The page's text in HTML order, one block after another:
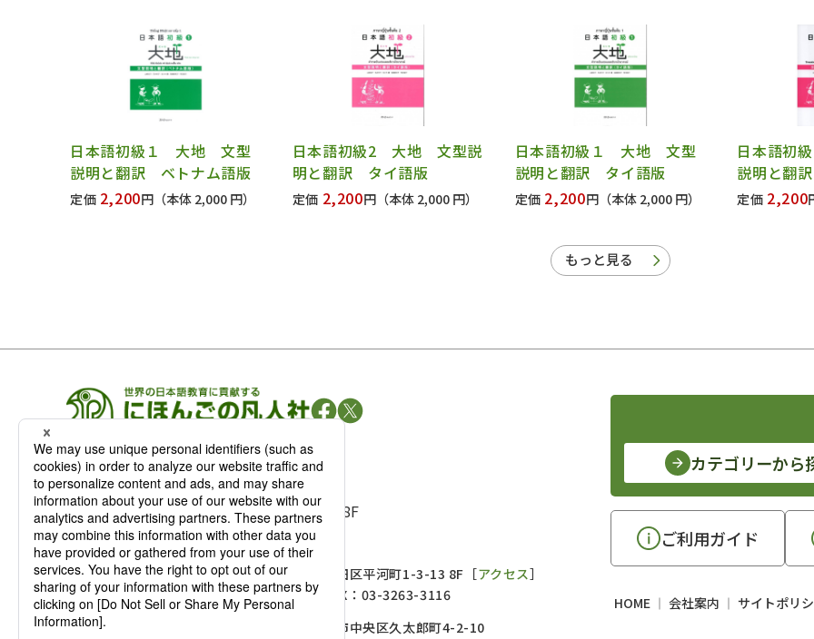
日本語初級１ 大地 文型
説明と翻訳 ベトナム語版
定価 2,200円 （本体 2,000 円）
日本語初級2 大地 文型説
明と翻訳 タイ語版
定価 2,200円 （本体 2,000 円）
日本語初級１ 大地 文型
説明と翻訳 タイ語版
定価 2,200円 （本体 2,000 円）
日本語初
説明と翻
定価 2,200
もっと見る
凡人社の出版情報
〒102-0093 東京都千代田区平河町 1-3-13 8F
TEL：03-3263-3959／FAX：03-3263-3116
麹町店
〒102-0093 東京都千代田区平河町1-3-13 8F［アクセス］
TEL：03-3239-8673／FAX：03-3263-3116
〒541-0056 大阪府大阪市中央区久太郎町4-2-10
カテゴリーから
ご利用ガイド
HOME 会社案内 サイトポリ